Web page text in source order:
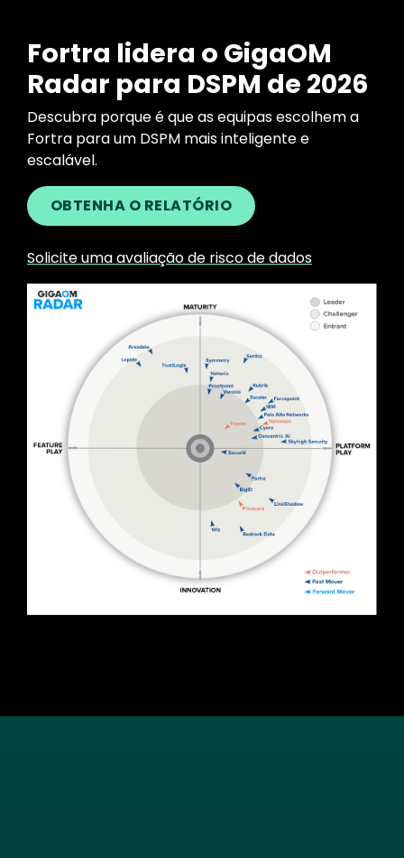
Fortra lidera o GigaOM
Radar para DSPM de 2026
Descubra porque é que as equipas escolhem a
Fortra para um DSPM mais inteligente e
escalável.
OBTENHA O RELATÓRIO
Solicite uma avaliação de risco de dados
Image